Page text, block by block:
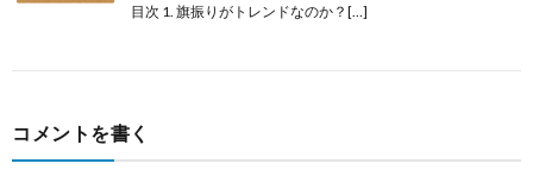
目次 1. 旗振りがトレンドなのか？[…]
コメントを書く